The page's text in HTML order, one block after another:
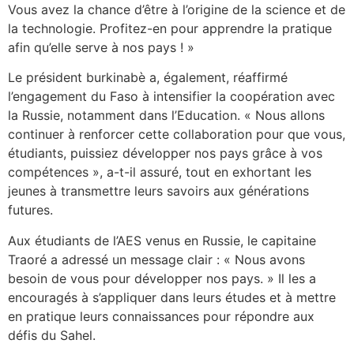
Vous avez la chance d’être à l’origine de la science et de
la technologie. Profitez-en pour apprendre la pratique
afin qu’elle serve à nos pays ! »
Le président burkinabè a, également, réaffirmé
l’engagement du Faso à intensifier la coopération avec
la Russie, notamment dans l’Education. « Nous allons
continuer à renforcer cette collaboration pour que vous,
étudiants, puissiez développer nos pays grâce à vos
compétences », a-t-il assuré, tout en exhortant les
jeunes à transmettre leurs savoirs aux générations
futures.
Aux étudiants de l’AES venus en Russie, le capitaine
Traoré a adressé un message clair : « Nous avons
besoin de vous pour développer nos pays. » Il les a
encouragés à s’appliquer dans leurs études et à mettre
en pratique leurs connaissances pour répondre aux
défis du Sahel.